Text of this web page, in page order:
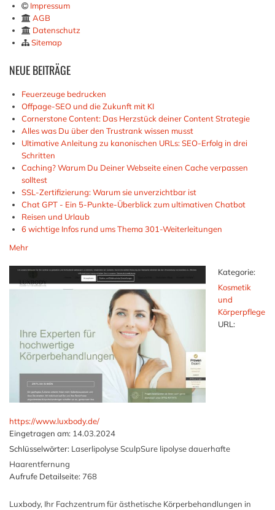
Impressum
AGB
Datenschutz
Sitemap
NEUEBEITRÄGE
Feuerzeuge bedrucken
Offpage-SEO und die Zukunft mit KI
Cornerstone Content: Das Herzstück deiner Content Strategie
Alles was Du über den Trustrank wissen musst
Ultimative Anleitung zu kanonischen URLs: SEO-Erfolg in drei
Schritten
Caching? Warum Du Deiner Webseite einen Cache verpassen
solltest
SSL-Zertifizierung: Warum sie unverzichtbar ist
Chat GPT - Ein 5-Punkte-Überblick zum ultimativen Chatbot
Reisen und Urlaub
6 wichtige Infos rund ums Thema 301-Weiterleitungen
Mehr
Kategorie:
Kosmetik
und
Körperpflege
URL:
https://www.luxbody.de/
Eingetragen am: 14.03.2024
Schlüsselwörter: Laserlipolyse SculpSure lipolyse dauerhafte
Haarentfernung
Aufrufe Detailseite: 768
Luxbody, Ihr Fachzentrum für ästhetische Körperbehandlungen in